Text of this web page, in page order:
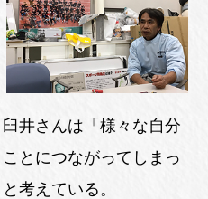
井さんは「様々な自分
とにつながってしまっ
考えている。